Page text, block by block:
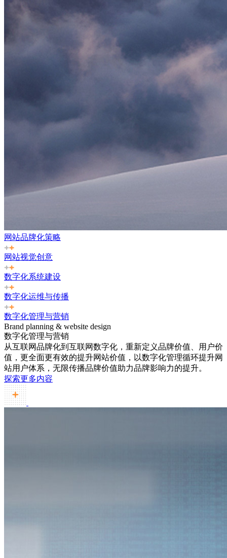
网站品牌化策略
网站视觉创意
数字化系统建设
数字化运维与传播
数字化管理与营销
Brand planning & website design
数字化管理与营销
从互联网品牌化到互联网数字化，重新定义品牌价值、用户价
值，更全面更有效的提升网站价值，以数字化管理循环提升网
站用户体系，无限传播品牌价值助力品牌影响力的提升。
探索更多内容